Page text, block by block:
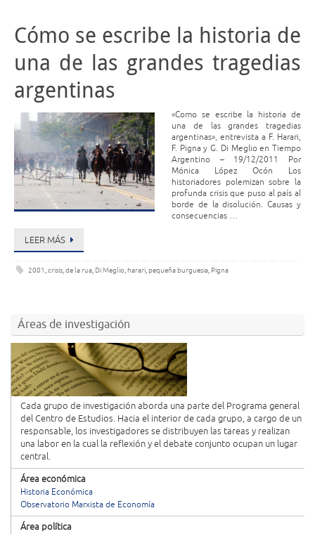
Cómo se escribe la historia de
una de las grandes tragedias
argentinas
«Como se escribe la historia de
una de las grandes tragedias
argentinas», entrevista a F. Harari,
F. Pigna y G. Di Meglio en Tiempo
Argentino – 19/12/2011 Por
Mónica López Ocón Los
historiadores polemizan sobre la
profunda crisis que puso al país al
borde de la disolución. Causas y
consecuencias …
LEER MÁS
2001 ,crisis,de la rua, Di Meglio, harari, pequeña burguesia, Pigna
Áreas de investigación
Cada grupo de investigación aborda una parte del Programa general
del Centro de Estudios. Hacia el interior de cada grupo, a cargo de un
responsable, los investigadores se distribuyen las tareas y realizan
una labor en la cual la reflexión y el debate conjunto ocupan un lugar
central.
Área económica
Historia Económica
Observatorio Marxista de Economía
Área política